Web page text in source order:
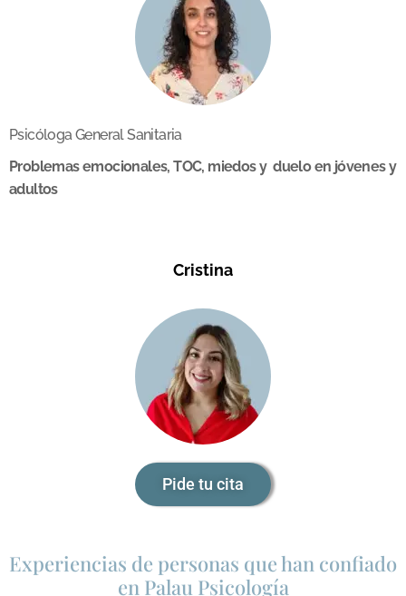
Psicóloga General Sanitaria
Problemas emocionales, TOC, miedos y duelo en jóvenes y
adultos
Cristina
Pide tu cita
Experiencias de personas que han confiado
en Palau Psicología